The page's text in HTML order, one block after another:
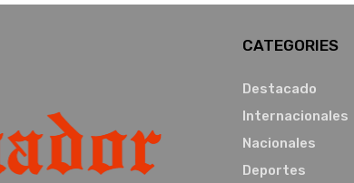
CATEGORIES
Destacado
Internacionales
Nacionales
Deportes